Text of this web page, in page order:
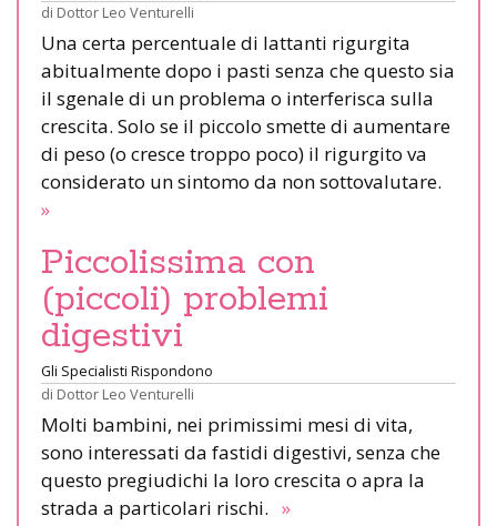
di Dottor Leo Venturelli
Una certa percentuale di lattanti rigurgita
abitualmente dopo i pasti senza che questo sia
il sgenale di un problema o interferisca sulla
crescita. Solo se il piccolo smette di aumentare
di peso (o cresce troppo poco) il rigurgito va
considerato un sintomo da non sottovalutare.
»
Piccolissima con
(piccoli) problemi
digestivi
Gli Specialisti Rispondono
di Dottor Leo Venturelli
Molti bambini, nei primissimi mesi di vita,
sono interessati da fastidi digestivi, senza che
questo pregiudichi la loro crescita o apra la
strada a particolari rischi. »